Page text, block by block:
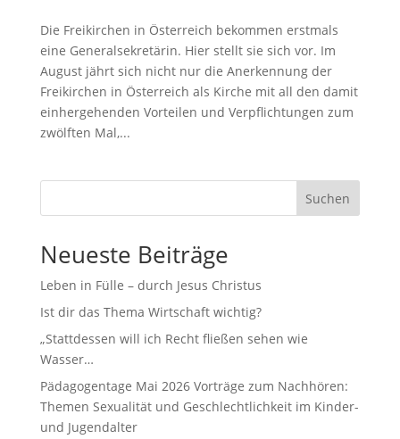
Die Freikirchen in Österreich bekommen erstmals
eine Generalsekretärin. Hier stellt sie sich vor. Im
August jährt sich nicht nur die Anerkennung der
Freikirchen in Österreich als Kirche mit all den damit
einhergehenden Vorteilen und Verpflichtungen zum
zwölften Mal,...
Suchen
Neueste Beiträge
Leben in Fülle – durch Jesus Christus
Ist dir das Thema Wirtschaft wichtig?
„Stattdessen will ich Recht fließen sehen wie
Wasser…
Pädagogentage Mai 2026 Vorträge zum Nachhören:
Themen Sexualität und Geschlechtlichkeit im Kinder-
und Jugendalter